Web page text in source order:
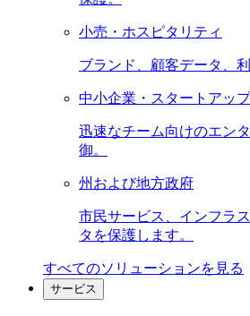
小売・ホスピタリティ
ブランド、顧客データ、利
中小企業・スタートアップ
迅速なチーム向けのエン
御。
州および地方政府
市民サービス、インフラ
タを保護します。
すべてのソリューションを見る
サービス